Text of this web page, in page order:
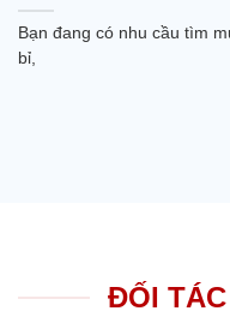
Bạn đang có nhu cầu tìm
bỉ,
ĐỐI